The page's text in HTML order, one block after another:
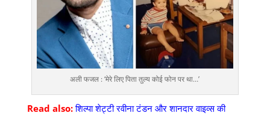
अली फजल : ‘मेरे लिए पिता तुल्य कोई फोन पर था…’
Read also: शिल्पा शेट्टी रवीना टंडन और शानदार वाइव्स की